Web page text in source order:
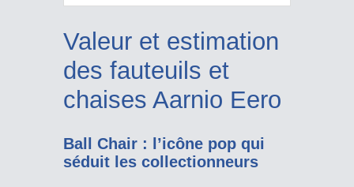
Valeur et estimation
des fauteuils et
chaises Aarnio Eero
Ball Chair : l’icône pop qui
séduit les collectionneurs